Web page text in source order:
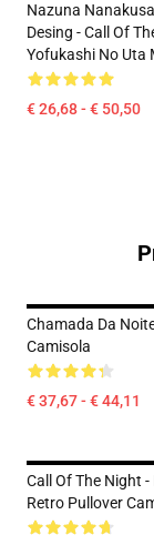
Nazuna
Desing - Call Of
Yofukashi No Uta
€ 26,68 - € 50,50
Chamada Da
Camisola
€ 37,67 - € 44,11
Call Of The Night
Retro Pullover